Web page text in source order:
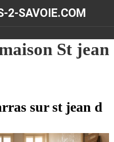
2-SAVOIE.COM
St jean
sur st jean d